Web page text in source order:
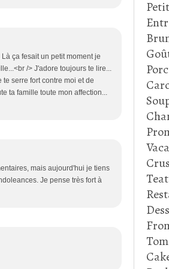
ça fesait un petit moment je
/> J'adore toujours te lire...
te serre fort contre moi et de
ta famille toute mon affection...
mais aujourd'hui je tiens
Je pense très fort à
Porc